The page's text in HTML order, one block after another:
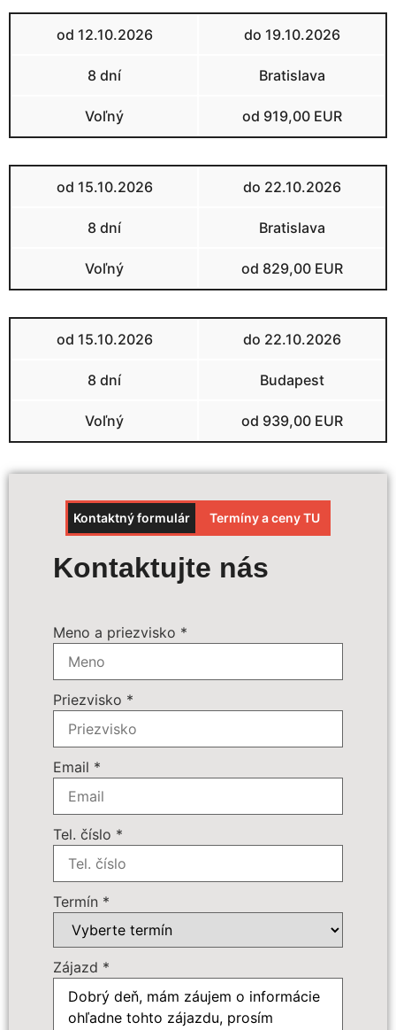
od 12.10.2026 do 19.10.2026
8 dní Bratislava
Voľný od 919,00 EUR
od 15.10.2026 do 22.10.2026
8 dní Bratislava
Voľný od 829,00 EUR
od 15.10.2026 do 22.10.2026
8 dní Budapest
Voľný od 939,00 EUR
Kontaktný formulár Termíny a ceny TU
Kontaktujte nás
Meno a priezvisko *
Priezvisko *
Email *
Tel. číslo *
Termín *
Zájazd *
Výpočet ceny
Povinné príplatky:
Doplnkové služby:
89 € - Batožina do podpalubia
Počet osôb
Cena zájazdu